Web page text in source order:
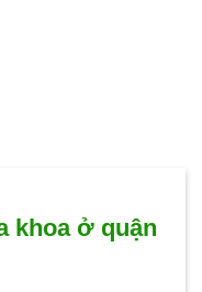
khoa ở quận